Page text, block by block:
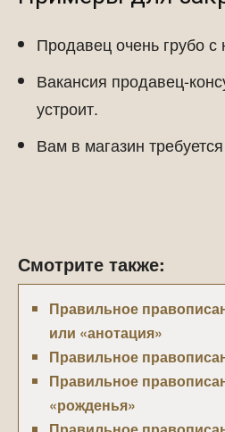
Продавец очень грубо
Вакансия продавец-
устроит.
Вам в магазин
Смотрите также:
Правильное
или «анотация»
Правильное
Правильное
«рожденья»